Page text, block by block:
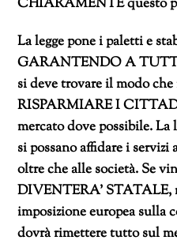
La legge pone i paletti e
GARANTENDO A
si deve trovare il modo
RISPARMIARE I
mercato dove possibile. La
si possano affidare i
oltre che alle società. Se
DIVENTERA’ STATALE,
imposizione europea sulla
dovrà rimettere tutto sul